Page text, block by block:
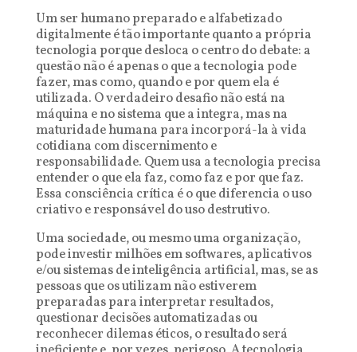
Um ser humano preparado e alfabetizado
digitalmente é tão importante quanto a própria
tecnologia porque desloca o centro do debate: a
questão não é apenas o que a tecnologia pode
fazer, mas como, quando e por quem ela é
utilizada. O verdadeiro desafio não está na
máquina e no sistema que a integra, mas na
maturidade humana para incorporá-la à vida
cotidiana com discernimento e
responsabilidade. Quem usa a tecnologia precisa
entender o que ela faz, como faz e por que faz.
Essa consciência crítica é o que diferencia o uso
criativo e responsável do uso destrutivo.
Uma sociedade, ou mesmo uma organização,
pode investir milhões em softwares, aplicativos
e/ou sistemas de inteligência artificial, mas, se as
pessoas que os utilizam não estiverem
preparadas para interpretar resultados,
questionar decisões automatizadas ou
reconhecer dilemas éticos, o resultado será